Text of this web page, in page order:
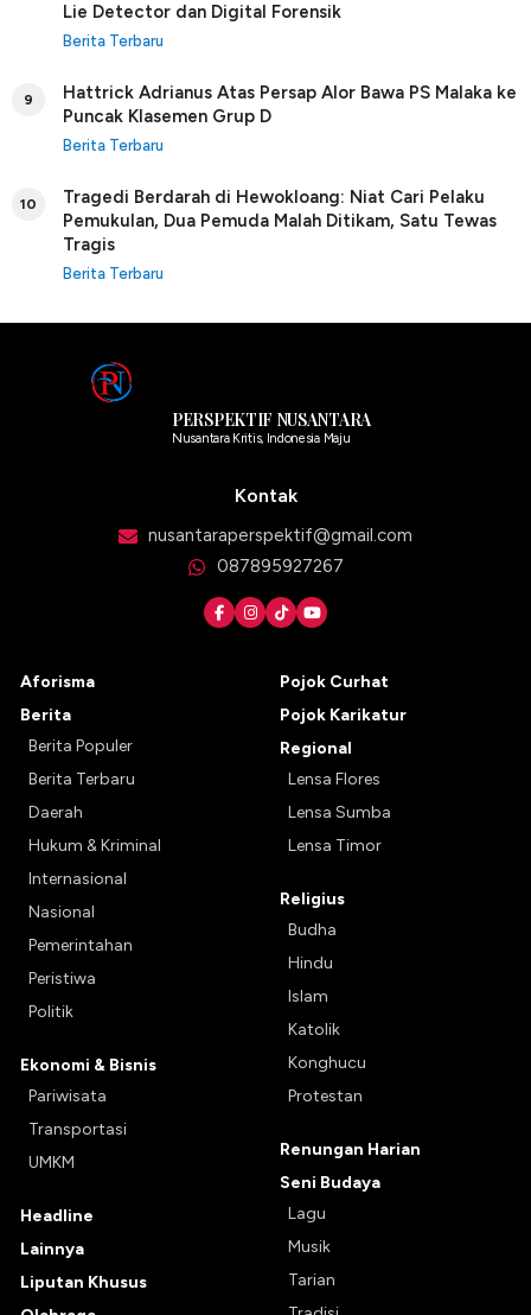
Lie Detector dan Digital Forensik
Berita Terbaru
9
Hattrick Adrianus Atas Persap Alor Bawa PS Malaka ke
Puncak Klasemen Grup D
Berita Terbaru
10
Tragedi Berdarah di Hewokloang: Niat Cari Pelaku
Pemukulan, Dua Pemuda Malah Ditikam, Satu Tewas
Tragis
Berita Terbaru
PERSPEKTIF NUSANTARA
Nusantara Kritis, Indonesia Maju
Kontak
nusantaraperspektif@gmail.com
087895927267
Aforisma
Berita
Berita Populer
Berita Terbaru
Daerah
Hukum & Kriminal
Internasional
Nasional
Pemerintahan
Peristiwa
Politik
Ekonomi & Bisnis
Pariwisata
Transportasi
UMKM
Headline
Lainnya
Liputan Khusus
Pojok Curhat
Pojok Karikatur
Regional
Lensa Flores
Lensa Sumba
Lensa Timor
Religius
Budha
Hindu
Islam
Katolik
Konghucu
Protestan
Renungan Harian
Seni Budaya
Lagu
Musik
Tarian